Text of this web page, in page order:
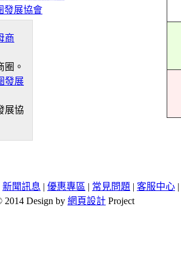
圈。
展協
新聞訊息 | 優惠專區 | 常見問題 | 客服中心 |
2014 Design by 網頁設計 Project